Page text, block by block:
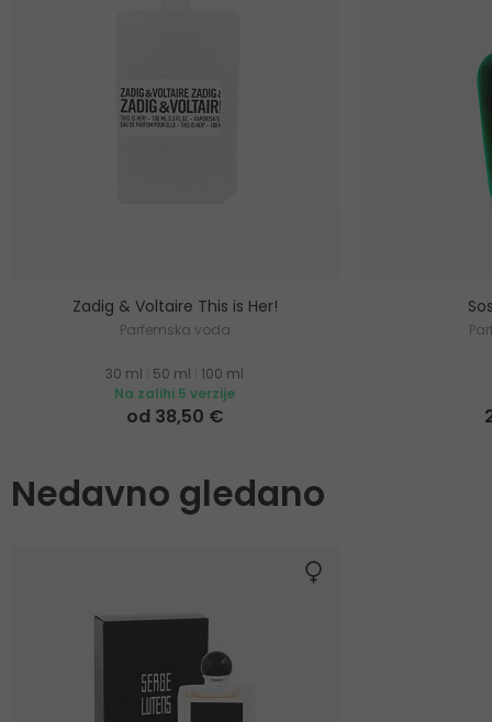
Zadig & Voltaire This is Her!
Parfemska voda
30 ml 50 ml
100 ml
Na zalihi 5 verzije
od 38,50 €
Nedavno gledano